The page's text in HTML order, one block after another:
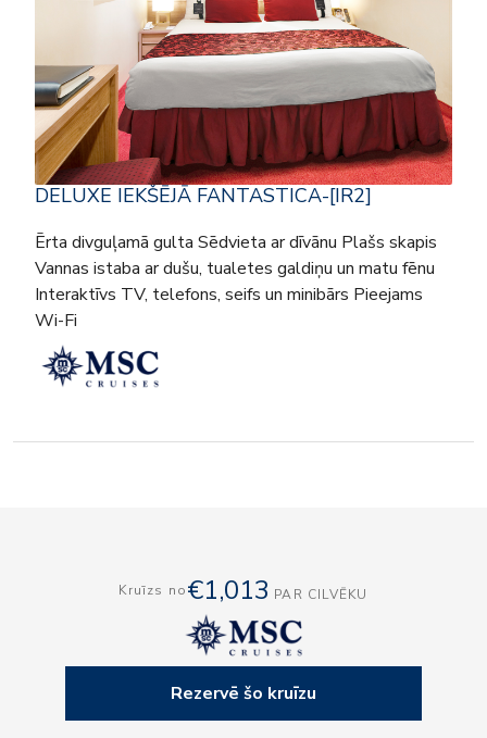
DELUXE IEKŠĒJĀ FANTASTICA-[IR2]
Ērta divguļamā gulta Sēdvieta ar dīvānu Plašs skapis
Vannas istaba ar dušu, tualetes galdiņu un matu fēnu
Interaktīvs TV, telefons, seifs un minibārs Pieejams
Wi-Fi
Kruīzs no€1,013 PAR CILVĒKU
Rezervē šo kruīzu